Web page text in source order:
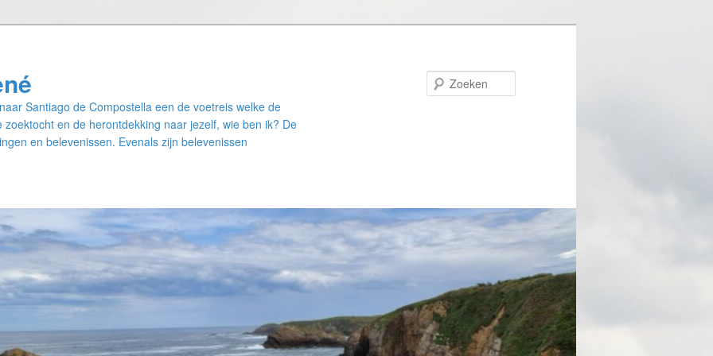
Santiago de Compostella een de voetreis welke de
en de herontdekking naar jezelf, wie ben ik? De
en belevenissen. Evenals zijn belevenissen